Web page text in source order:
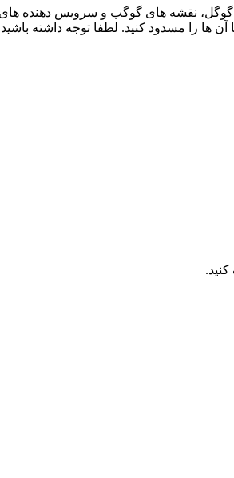
نقشه های گوگب و سرویس دهنده های
آن ها را مسدود کنید. لطفا توجه